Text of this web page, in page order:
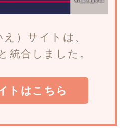
）サイトは、
統合しました。
トはこちら